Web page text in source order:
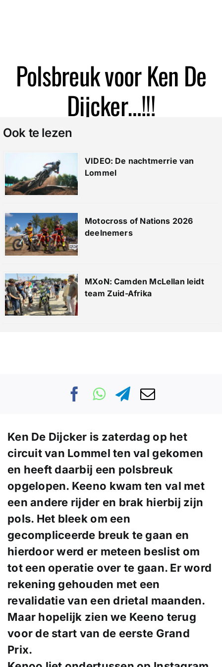
Polsbreuk voor Ken De
Dijcker…!!!
Ook te lezen
VIDEO: De nachtmerrie van
Lommel
Motocross of Nations 2026
deelnemers
MXoN: Camden McLellan leidt
team Zuid-Afrika
Ken De Dijcker is zaterdag op het
circuit van Lommel ten val gekomen
en heeft daarbij een polsbreuk
opgelopen. Keeno kwam ten val met
een andere rijder en brak hierbij zijn
pols. Het bleek om een
gecompliceerde breuk te gaan en
hierdoor werd er meteen beslist om
tot een operatie over te gaan. Er word
rekening gehouden met een
revalidatie van een drietal maanden.
Maar hopelijk zien we Keeno terug
voor de start van de eerste Grand
Prix.